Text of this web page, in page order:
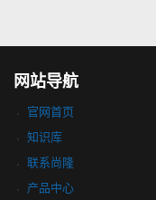
网站导航
官网首页
知识库
联系尚隆
产品中心